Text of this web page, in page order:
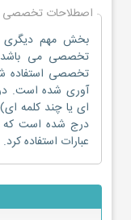
اصطلاحات تخصصی
بخش مهم دیگری
تخصصی استفاده
آوری شده است.
ای یا چند کلمه
درج شده است که
عبارات استفاده کرد.